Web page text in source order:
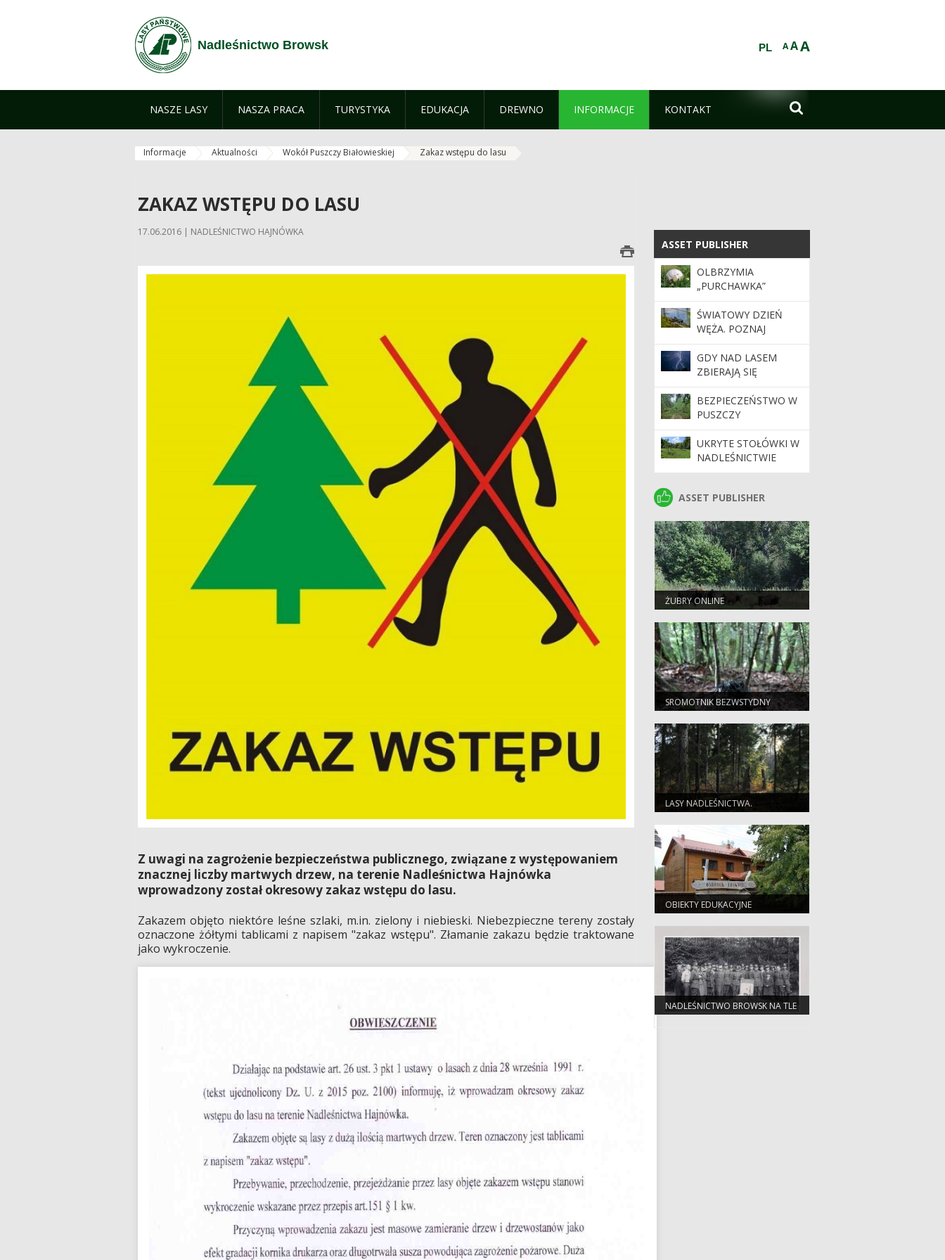
Nadleśnictwo Browsk AAA
PL
NASZE LASY NASZA PRACA TURYSTYKA EDUKACJA DREWNO INFORMACJE KONTAKT 
Informacje Aktualności Wokół Puszczy Białowieskiej Zakaz wstępu do lasu
ZAKAZ WSTĘPU DO LASU
17.06.2016 | NADLEŚNICTWO HAJNÓWKA
Z uwagi na zagrożenie bezpieczeństwa publicznego, związane z występowaniem
znacznej liczby martwych drzew, na terenie Nadleśnictwa Hajnówka
wprowadzony został okresowy zakaz wstępu do lasu.
Zakazem objęto niektóre leśne szlaki, m.in. zielony i niebieski. Niebezpieczne tereny zostały
oznaczone żółtymi tablicami z napisem "zakaz wstępu". Złamanie zakazu będzie traktowane
jako wykroczenie.
ASSET PUBLISHER
ASSET PUBLISHER
OLBRZYMIA
„PURCHAWKA”
ŚWIATOWY DZIEŃ
WĘŻA. POZNAJ
NASZYCH
PEŁZAJĄCYCH
SĄSIADÓW
GDY NAD LASEM
ZBIERAJĄ SIĘ
CHMURY. PORADNIK
BEZPIECZNEGO
TURYSTY
BEZPIECZEŃSTWO W
PUSZCZY
BIAŁOWIESKIEJ. APEL
NADLEŚNICTWA DO
TURYSTÓW
UKRYTE STOŁÓWKI W
NADLEŚNICTWIE
BROWSK. SKĄD SIĘ
POŚRODKU LASU?
ASSET PUBLISHER
ASSET PUBLISHER
ŻUBRY ONLINE
SROMOTNIK BEZWSTYDNY
(PHALLUS IMPUDICUS)
LASY NADLEŚNICTWA.
OBIEKTY EDUKACYJNE
NADLEŚNICTWO BROWSK NA TLE
ZMIAN ADMINISTRACYJNYCH W